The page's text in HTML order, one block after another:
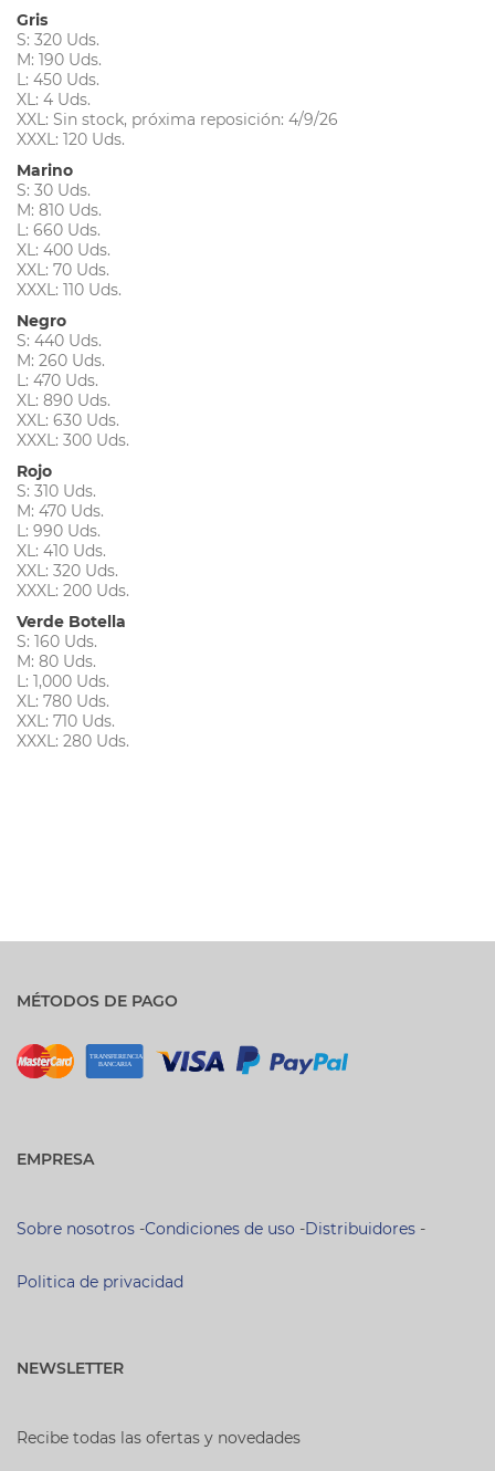
Gris
S: 320 Uds.
M: 190 Uds.
L: 450 Uds.
XL: 4 Uds.
XXL: Sin stock, próxima reposición: 4/9/26
XXXL: 120 Uds.
Marino
S: 30 Uds.
M: 810 Uds.
L: 660 Uds.
XL: 400 Uds.
XXL: 70 Uds.
XXXL: 110 Uds.
Negro
S: 440 Uds.
M: 260 Uds.
L: 470 Uds.
XL: 890 Uds.
XXL: 630 Uds.
XXXL: 300 Uds.
Rojo
S: 310 Uds.
M: 470 Uds.
L: 990 Uds.
XL: 410 Uds.
XXL: 320 Uds.
XXXL: 200 Uds.
Verde Botella
S: 160 Uds.
M: 80 Uds.
L: 1,000 Uds.
XL: 780 Uds.
XXL: 710 Uds.
XXXL: 280 Uds.
MÉTODOS DE PAGO
EMPRESA
Sobre nosotros -Condiciones de uso -Distribuidores -
Politica de privacidad
NEWSLETTER
Recibe todas las ofertas y novedades